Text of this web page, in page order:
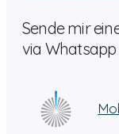
Sende mir
via